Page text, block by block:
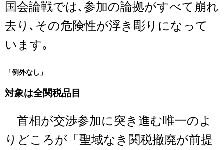
国会論戦では､参加の論拠がすべて崩れ
去り､その危険性が浮き彫りになって
います｡
「例外なし」
対象は全関税品目
首相が交渉参加に突き進む唯一のよ
りどころが「聖域なき関税撤廃が前提